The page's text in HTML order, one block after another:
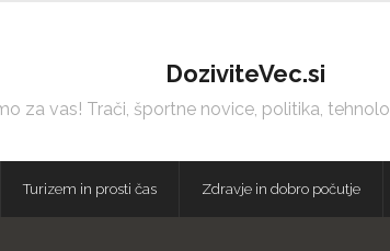
DoziviteVec.si
za vas! Trači, športne novice, politika,
Turizem in prosti čas Zdravje in dobro počutje